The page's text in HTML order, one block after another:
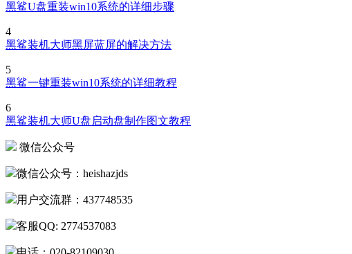
黑鲨U盘重装win10系统的详细步骤
4
黑鲨装机大师黑屏蓝屏的解决方法
5
黑鲨一键重装win10系统的详细教程
6
黑鲨装机大师U盘启动盘制作图文教程
微信公众号
微信公众号：heishazjds
用户交流群：437748535
客服QQ: 2774537083